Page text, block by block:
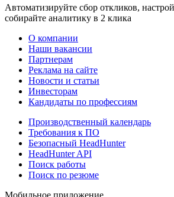
Автоматизируйте сбор откликов,
собирайте аналитику в 2 клика
О компании
Наши вакансии
Партнерам
Реклама на сайте
Новости и статьи
Инвесторам
Кандидаты по профессиям
Производственный календарь
Требования к ПО
Безопасный HeadHunter
HeadHunter API
Поиск работы
Поиск по резюме
Мобильное приложение